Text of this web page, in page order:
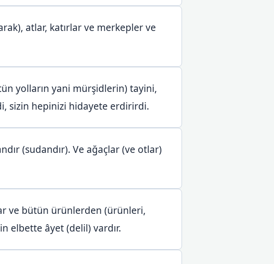
atlar, katırlar ve merkepler ve
yolların yani mürşidlerin) tayini,
sizin hepinizi hidayete erdirirdi.
(sudandır). Ve ağaçlar (ve otlar)
ve bütün ürünlerden (ürünleri,
elbette âyet (delil) vardır.